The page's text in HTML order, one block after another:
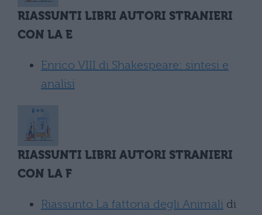
RIASSUNTI LIBRI AUTORI STRANIERI
CON LA E
Enrico VIII di Shakespeare: sintesi e
analisi
RIASSUNTI LIBRI AUTORI STRANIERI
CON LA F
Riassunto La fattoria degli Animali di